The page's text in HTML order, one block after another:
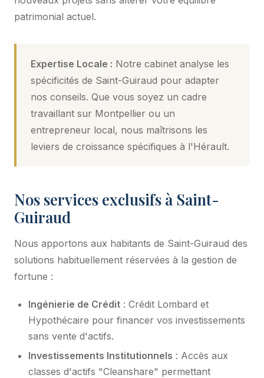
patrimonial actuel.
Expertise Locale : Notre cabinet analyse les
spécificités de Saint-Guiraud pour adapter
nos conseils. Que vous soyez un cadre
travaillant sur Montpellier ou un
entrepreneur local, nous maîtrisons les
leviers de croissance spécifiques à l'Hérault.
Nos services exclusifs à Saint-
Guiraud
Nous apportons aux habitants de Saint-Guiraud des
solutions habituellement réservées à la gestion de
fortune :
Ingénierie de Crédit : Crédit Lombard et
Hypothécaire pour financer vos investissements
sans vente d'actifs.
Investissements Institutionnels : Accès aux
classes d'actifs "Cleanshare" permettant